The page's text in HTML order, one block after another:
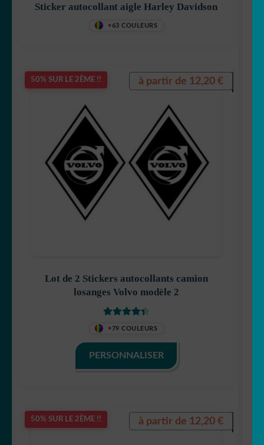
Sticker autocollant aigle Harley Davidson
+63 COULEURS
50% SUR LE 2ÈME !!
Lot de 2 Stickers autocollants camion
losanges Volvo modèle 2
+79 COULEURS
à partir de 12,20 €
PERSONNALISER
50% SUR LE 2ÈME !! à partir de 12,20 €